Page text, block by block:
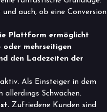
und auch, ob eine Conversion
Plattform ermöglicht
oder mehrseitigen
den Ladezeiten der
Als Einsteiger in dem
Schwächen.
Zufriedene Kunden sind